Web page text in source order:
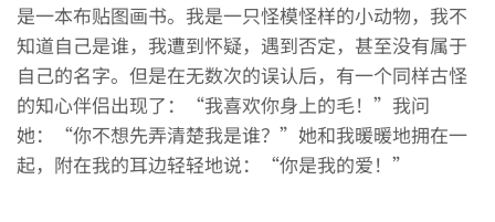
是一本布贴图画书。 我是一只怪模怪样的小动物，我不
知道自己是谁，我遭到怀疑，遇到否定，甚至没有属于
自己的名字。但是在无数次的误认后，有一个同样古怪
的知心伴侣出现了：
“我喜欢你身上的毛！”我问
她：“你不想先弄清楚我是谁？”她和我暖暖地拥在一
起，附在我的耳边轻轻地说：“你是我的爱！”